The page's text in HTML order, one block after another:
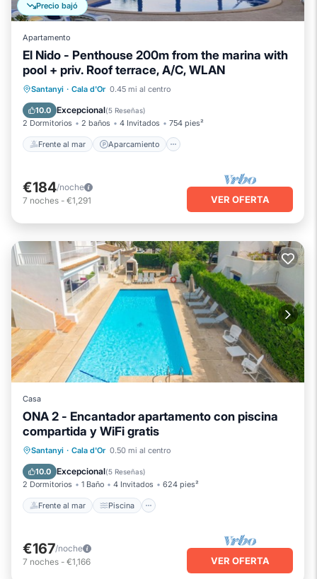
Precio bajó
Apartamento
El Nido - Penthouse 200m from the marina with
pool + priv. Roof terrace, A/C, WLAN
Santanyi · Cala d'Or 0.45 mi al centro
10.0 Excepcional(5 Reseñas)
2 Dormitorios 2 baños 4 Invitados 754 pies²
Frente al mar Aparcamiento
Frente al mar Aparcamiento
Vista al mar
€184/noche
7 noches - €1,291 VER OFERTA
Casa
ONA 2 - Encantador apartamento con piscina
compartida y WiFi gratis
Santanyi · Cala d'Or 0.50 mi al centro
10.0 Excepcional(5 Reseñas)
2 Dormitorios 1 Baño 4 Invitados 624 pies²
Frente al mar Piscina
Frente al mar Piscina
Balcón/Terraza
€167/noche
7 noches - €1,166 VER OFERTA